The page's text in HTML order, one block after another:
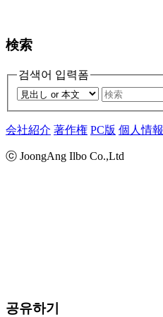
検索
검색어 입력폼
会社紹介 著作権 PC版 個人情報
ⓒ JoongAng Ilbo Co.,Ltd
공유하기